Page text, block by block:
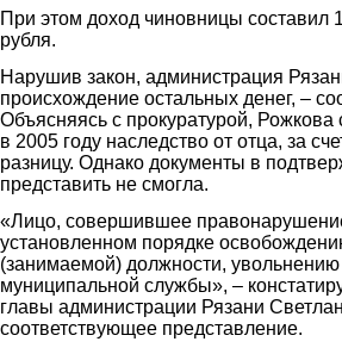
При этом доход чиновницы составил
рубля.
Нарушив закон, администрация
происхождение остальных денег, –
Объясняясь с прокуратурой,
в 2005 году наследство от отца, за
разницу. Однако документы в
представить не смогла.
«Лицо, совершившее
установленном порядке
(занимаемой) должности, увольнению
муниципальной службы», –
главы администрации Рязани
соответствующее представление.